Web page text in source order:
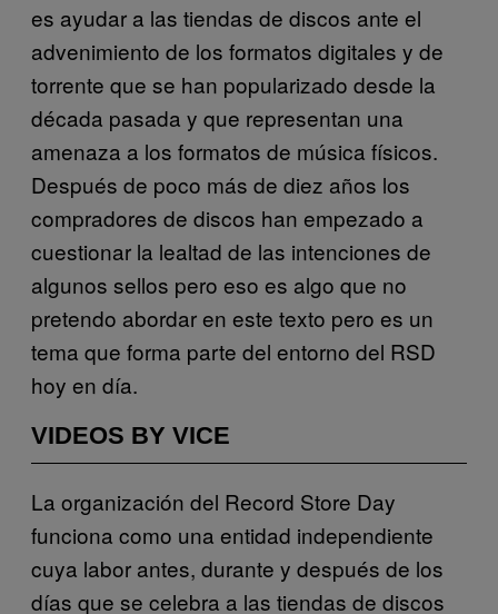
es ayudar a las tiendas de discos ante el
advenimiento de los formatos digitales y de
torrente que se han popularizado desde la
década pasada y que representan una
amenaza a los formatos de música físicos.
Después de poco más de diez años los
compradores de discos han empezado a
cuestionar la lealtad de las intenciones de
algunos sellos pero eso es algo que no
pretendo abordar en este texto pero es un
tema que forma parte del entorno del RSD
hoy en día.
VIDEOS BY VICE
La organización del Record Store Day
funciona como una entidad independiente
cuya labor antes, durante y después de los
días que se celebra a las tiendas de discos